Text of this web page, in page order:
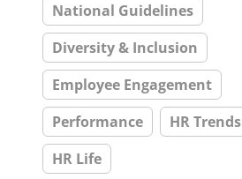
National Guidelines
Diversity & Inclusion
Employee Engagement
Performance
HR Trends
HR Life